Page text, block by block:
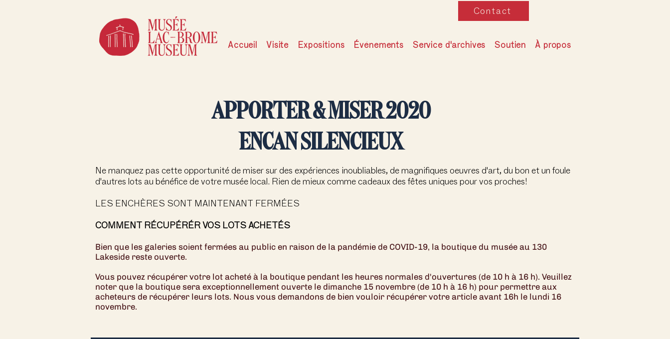
Accueil Visite Expositions Événements Service d'archives Soutien À propos
Contact
APPORTER & MISER 2020
ENCAN SILENCIEUX
Ne manquez pas cette opportunité de miser sur des expériences inoubliables, de magnifiques oeuvres d'art, du bon et un foule
d'autres lots au bénéfice de votre musée local. Rien de mieux comme cadeaux des fêtes uniques pour vos proches!
LES ENCHÈRES SONT MAINTENANT FERMÉES
COMMENT RÉCUPÉRÉR VOS LOTS ACHETÉS
Bien que les galeries soient fermées au public en raison de la pandémie de COVID-19, la boutique du musée au 130
Lakeside reste ouverte.
Vous pouvez récupérer votre lot acheté à la boutique pendant les heures normales d'ouvertures (de 10 h à 16 h). Veuillez
noter que la boutique sera exceptionnellement ouverte le dimanche 15 novembre (de 10 h à 16 h) pour permettre aux
acheteurs de récupérer leurs lots. Nous vous demandons de bien vouloir récupérer votre article avant 16h le lundi 16
novembre.